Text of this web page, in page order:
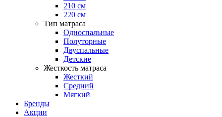
210 см
220 см
Тип матраса
Односпальные
Полуторные
Двуспальные
Детские
Жесткость матраса
Жесткий
Средний
Мягкий
Бренды
Акции